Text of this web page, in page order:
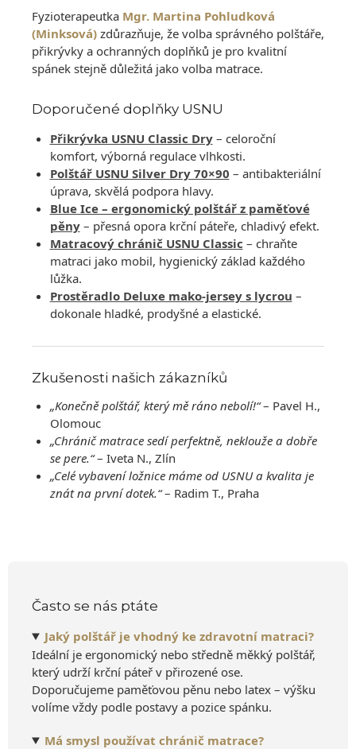
Fyzioterapeutka Mgr. Martina Pohludková
(Minksová) zdůrazňuje, že volba správného polštáře,
přikrývky a ochranných doplňků je pro kvalitní
spánek stejně důležitá jako volba matrace.
Doporučené doplňky USNU
Přikrývka USNU Classic Dry– celoroční
komfort, výborná regulace vlhkosti.
Polštář USNU Silver Dry 70×90 – antibakteriální
úprava, skvělá podpora hlavy.
Blue Ice – ergonomický polštář z paměťové
pěny– přesná opora krční páteře, chladivý efekt.
Matracový chránič USNU Classic – chraňte
matraci jako mobil, hygienický základ každého
lůžka.
Prostěradlo Deluxe mako-jersey s lycrou –
dokonale hladké, prodyšné a elastické.
Zkušenosti našich zákazníků
„Konečně polštář, který mě ráno nebolí!“– Pavel H.,
Olomouc
„Chránič matrace sedí perfektně, neklouže a dobře
se pere.“– Iveta N., Zlín
„Celé vybavení ložnice máme od USNU a kvalita je
znát na první dotek.“– Radim T., Praha
Často se nás ptáte
Jaký polštář je vhodný ke zdravotní matraci?
Ideální je ergonomický nebo středně měkký polštář,
který udrží krční páteř v přirozené ose.
Doporučujeme paměťovou pěnu nebo latex – výšku
volíme vždy podle postavy a pozice spánku.
Má smysl používat chránič matrace?